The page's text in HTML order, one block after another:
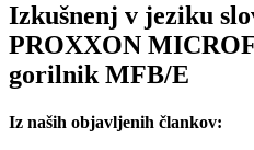
Izkušnenj v jeziku
PROXXON
gorilnik MFB/E
Iz naših objavljenih člankov: